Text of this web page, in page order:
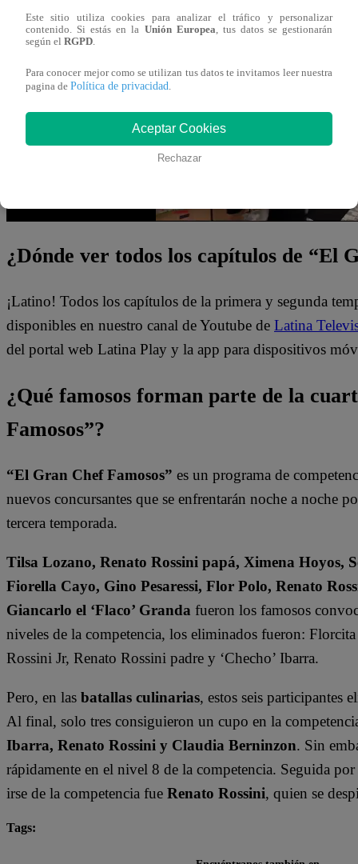
Este martes 28 de noviembre, Christian Ysla, Fiorella
Noche de Eliminación con comida china en la cocina
para siempre la competencia, a muy poco de pasar a la
¿Dónde ver todos los capítulos de “El
¡Latino! Todos los capítulos de la primera y segunda
disponibles en nuestro canal de Youtube de Latina
del portal web Latina Play y la app para dispositivos
¿Qué famosos forman parte de la
Famosos”?
“El Gran Chef Famosos” es un programa de
nuevos concursantes que se enfrentarán noche a noche
tercera temporada.
Tilsa Lozano, Renato Rossini papá, Ximena Hoyos,
Fiorella Cayo, Gino Pesaressi, Flor Polo, Renato
Giancarlo el ‘Flaco’ Granda fueron los famosos
niveles de la competencia, los eliminados fueron:
Rossini Jr, Renato Rossini padre y ‘Checho’ Ibarra.
Pero, en las batallas culinarias, estos seis participantes
Al final, solo tres consiguieron un cupo en la
Ibarra, Renato Rossini y Claudia Berninzon. Sin
rápidamente en el nivel 8 de la competencia. Seguida
irse de la competencia fue Renato Rossini, quien se
Tags:
Este sitio utiliza cookies para analizar el tráfico y personalizar
contenido. Si estás en la Unión Europea, tus datos se gestionarán
según el RGPD.
Para conocer mejor como se utilizan tus datos te invitamos leer nuestra
pagina de Política de privacidad.
Aceptar Cookies
Rechazar